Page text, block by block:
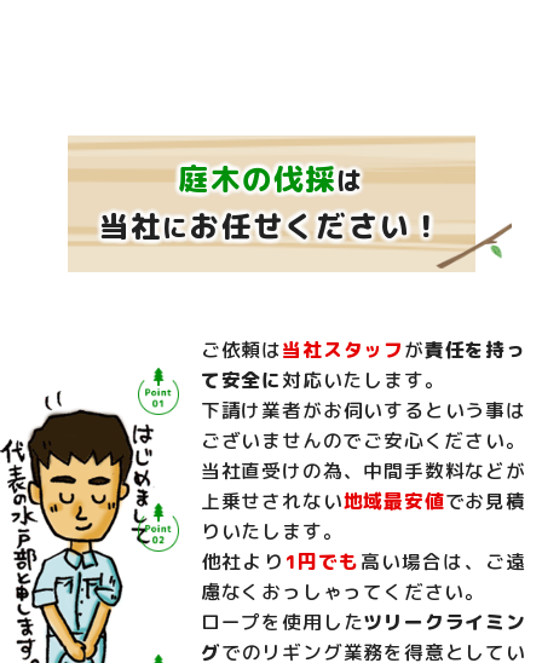
庭木の伐採は
当社にお任せください！
ご依頼は当社スタッフが責任を持っ
て安全に対応いたします。
下請け業者がお伺いするという事は
ございませんのでご安心ください。
当社直受けの為、中間手数料などが
上乗せされない地域最安値でお見積
りいたします。
他社より 1円でも高い場合は、ご遠
慮なくおっしゃってください。
ロープを使用したツリークライミン
グでのリギング業務を得意としてい